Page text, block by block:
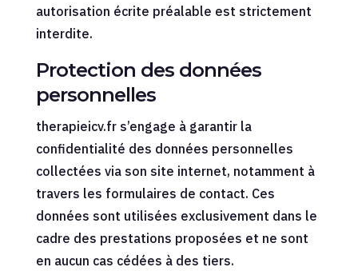
autorisation écrite préalable est strictement
interdite.
Protection des données
personnelles
therapieicv.fr s’engage à garantir la
confidentialité des données personnelles
collectées via son site internet, notamment à
travers les formulaires de contact. Ces
données sont utilisées exclusivement dans le
cadre des prestations proposées et ne sont
en aucun cas cédées à des tiers.